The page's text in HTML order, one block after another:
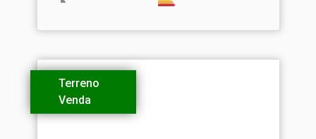
Terreno
Venda